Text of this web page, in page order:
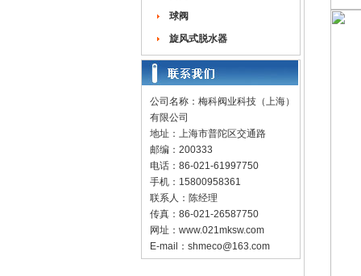
球阀
旋风式脱水器
公司名称：梅科阀业科技（上海）
有限公司
地址：上海市普陀区交通路
邮编：200333
电话：86-021-61997750
手机：15800958361
联系人：陈经理
传真：86-021-26587750
网址： www.021mksw.com
E-mail： shmeco@163.com